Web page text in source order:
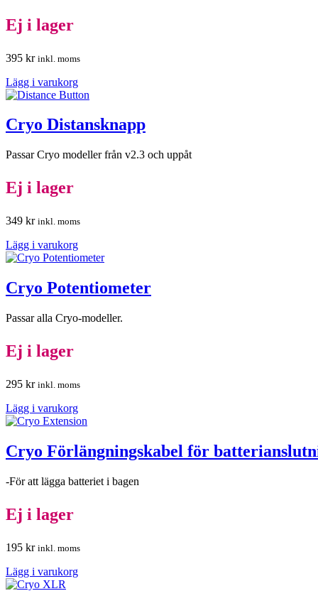
Ej i lager
395 kr inkl. moms
Lägg i varukorg
Cryo Distansknapp
Passar Cryo modeller från v2.3 och uppåt
Ej i lager
349 kr inkl. moms
Lägg i varukorg
Cryo Potentiometer
Passar alla Cryo-modeller.
Ej i lager
295 kr inkl. moms
Lägg i varukorg
Cryo Förlängningskabel för
-För att lägga batteriet i bagen
Ej i lager
195 kr inkl. moms
Lägg i varukorg